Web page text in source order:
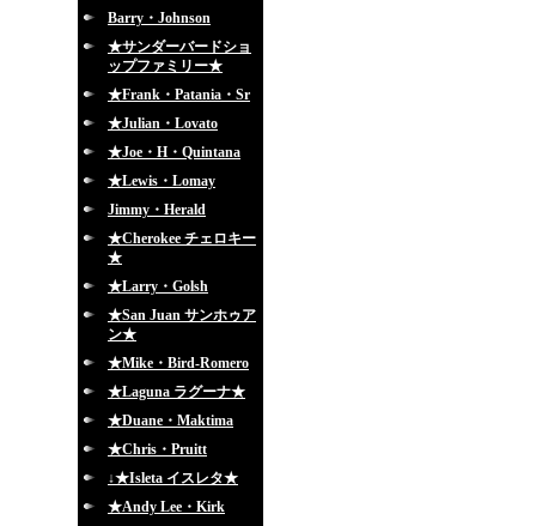
Barry・Johnson
★サンダーバードショ
ップファミリー★
★Frank・Patania・Sr
★Julian・Lovato
★Joe・H・Quintana
★Lewis・Lomay
Jimmy・Herald
★Cherokee チェロキー
★
★Larry・Golsh
★San Juan サンホゥア
ン★
★Mike・Bird-Romero
★Laguna ラグーナ★
★Duane・Maktima
★Chris・Pruitt
↓★Isleta イスレタ★
★Andy Lee・Kirk